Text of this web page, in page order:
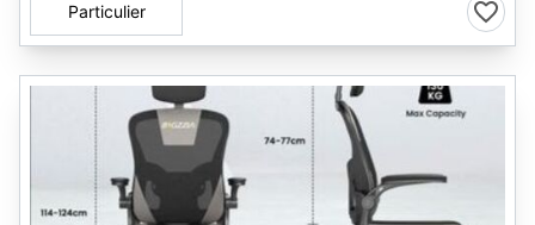
Particulier